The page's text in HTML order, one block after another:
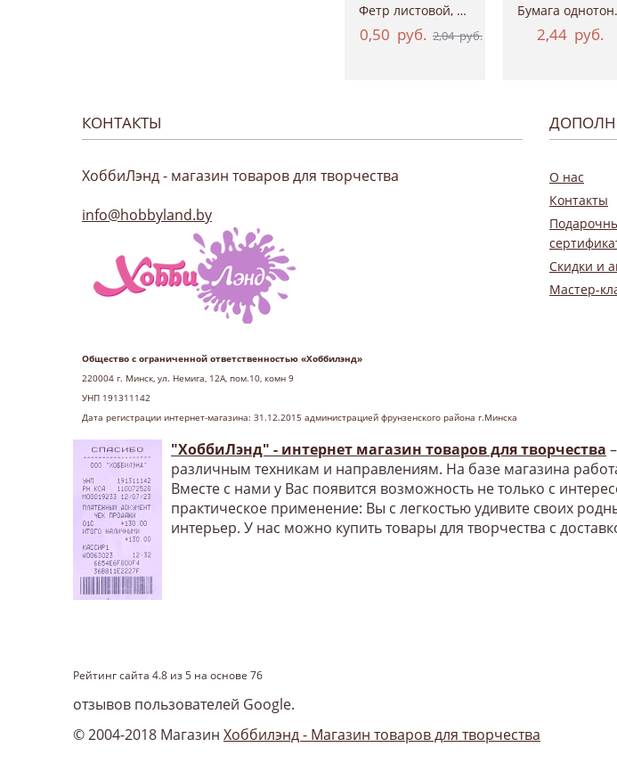
Фетр листовой, 20х30 см, толщина 2 мм
0,50 руб. 2,04руб.
Бумага
2,44 руб.
КОНТАКТЫ
ХоббиЛэнд - магазин товаров для творчества
info@hobbyland.by
Общество с ограниченной ответственностью «Хоббилэнд»
220004 г. Минск, ул. Немига, 12А, пом.10, комн 9
УНП 191311142
Дата регистрации интернет-магазина: 31.12.2015 администрацией фрунзенского района г.Минска
О нас
Контакты
Скидки и
Мастер-
"ХоббиЛэнд" - интернет магазин товаров для творчества
различным техникам и направлениям. На базе магазина
Вместе с нами у Вас появится возможность не только с
практическое применение: Вы с легкостью удивите своих
интерьер. У нас можно купить товары для творчества с
Рейтинг сайта 4.8 из5 на основе 76
отзывов пользователей Google.
© 2004-2018 Магазин Хоббилэнд - Магазин товаров для творчества